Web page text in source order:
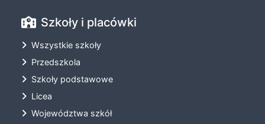
Szkoły i placówki
Wszystkie szkoły
Przedszkola
Szkoły podstawowe
Licea
Województwa szkół